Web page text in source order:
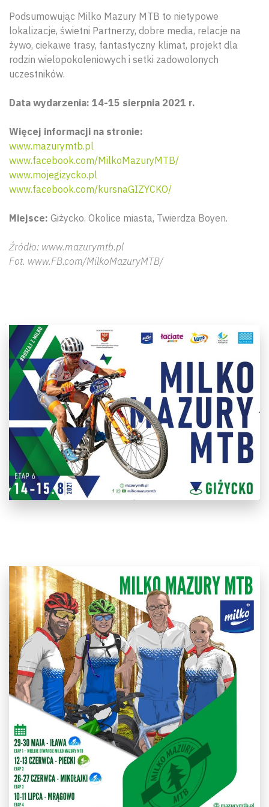
Podsumowując Milko Mazury MTB to nietypowe
lokalizacje, świetni Partnerzy, dobre media, relacje na
żywo, ciekawe trasy, fantastyczny klimat, projekt dla
rodzin wielopokoleniowych i setki zadowolonych
uczestników.
Data wydarzenia: 14-15 sierpnia 2021 r.
Więcej informacji na stronie:
www.mazurymtb.pl
www.facebook.com/MilkoMazuryMTB/
www.mojegizycko.pl
www.facebook.com/kursnaGIZYCKO/
Miejsce: Giżycko. Okolice miasta, Twierdza Boyen.
Źródło: www.mazurymtb.pl
Fot. www.FB.com/MilkoMazuryMTB/